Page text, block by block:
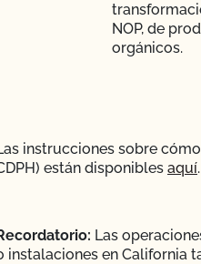
NOP, de
orgánicos.
instrucciones sobre
están disponibles aquí.
Las
instalaciones en California